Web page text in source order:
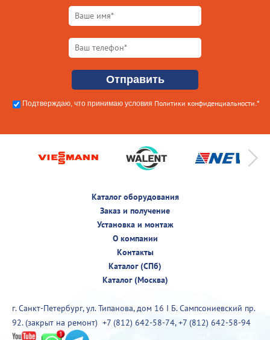
Подтверждаю, что принимаю условия Политики конфиденциальности.*
Каталог оборудования
Заказ и получение
Установка и монтаж
О компании
Контакты
Каталог (СПб)
Каталог (Москва)
г. Санкт-Петербург, ул. Типанова, дом 16 I Б. Сампсониевский пр.
92. (закрыт на ремонт) +7 (812) 642-58-74,+7 (812) 642-58-94